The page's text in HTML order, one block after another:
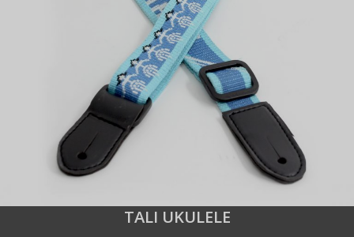
TALI UKULELE